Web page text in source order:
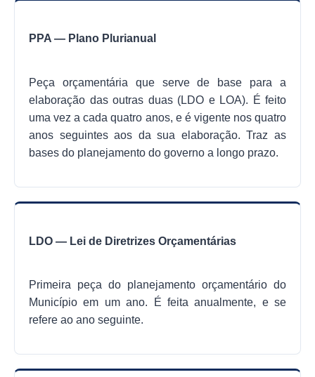
Sugestões
SOLICITAÇÕES PRESENCIAIS (SIC-FÍSICO)
Sistemas
Ouvidoria
Contas Públicas
Agenda
PPA — Plano Plurianual
Peça orçamentária que serve de base para a
elaboração das outras duas (LDO e LOA). É feito
uma vez a cada quatro anos, e é vigente nos quatro
anos seguintes aos da sua elaboração. Traz as
bases do planejamento do governo a longo prazo.
LDO — Lei de Diretrizes Orçamentárias
Primeira peça do planejamento orçamentário do
Município em um ano. É feita anualmente, e se
refere ao ano seguinte.